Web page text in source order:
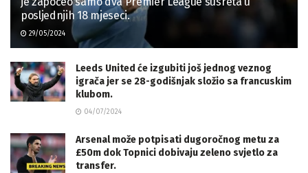
posljednjih 18 mjeseci.
29/05/2024
Leeds United će izgubiti još jednog veznog
igrača jer se 28-godišnjak složio sa francuskim
klubom.
04/07/2024
Arsenal može potpisati dugoročnog metu za
£50m dok Topnici dobivaju zeleno svjetlo za
transfer.